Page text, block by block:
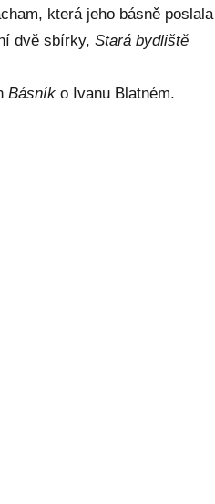
která jeho básně poslala
dvě sbírky, Stará bydliště
Básník o Ivanu Blatném.